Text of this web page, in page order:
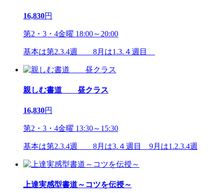
16,830円
第2・3・4金曜 18:00～20:00
基本は第2.3.4週 8月は1.3.４週目
親しむ書道 昼クラス
16,830円
第2・3・4金曜 13:30～15:30
基本は第2.3.4週 8月は3.４週目 9月は1.2.3.4週
上達実感型書道～コツを伝授～